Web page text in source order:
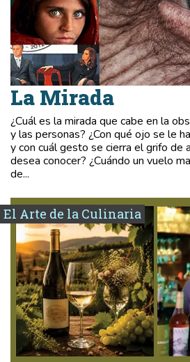
La Mirada
¿Cuál es la mirada que cabe en la
y las personas? ¿Con qué ojo se le
y con cuál gesto se cierra el grifo de
desea conocer? ¿Cuándo un vuelo
de...
El Arte de la Culinaria